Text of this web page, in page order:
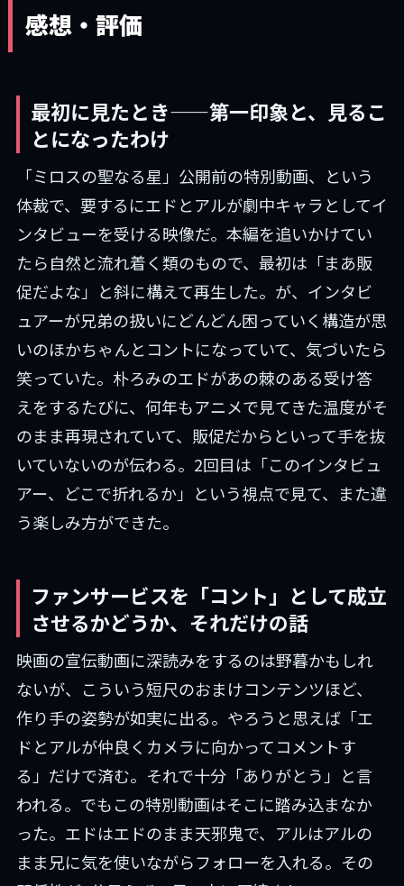
感想・評価
最初に見たとき——第一印象と、見るこ
とになったわけ
「ミロスの聖なる星」公開前の特別動画、という
体裁で、要するにエドとアルが劇中キャラとしてイ
ンタビューを受ける映像だ。本編を追いかけてい
たら自然と流れ着く類のもので、最初は「まあ販
促だよな」と斜に構えて再生した。が、インタビ
ュアーが兄弟の扱いにどんどん困っていく構造が思
いのほかちゃんとコントになっていて、気づいたら
笑っていた。朴ろみのエドがあの棘のある受け答
えをするたびに、何年もアニメで見てきた温度がそ
のまま再現されていて、販促だからといって手を抜
いていないのが伝わる。2回目は「このインタビュ
アー、どこで折れるか」という視点で見て、また違
う楽しみ方ができた。
ファンサービスを「コント」として成立
させるかどうか、それだけの話
映画の宣伝動画に深読みをするのは野暮かもしれ
ないが、こういう短尺のおまけコンテンツほど、
作り手の姿勢が如実に出る。やろうと思えば「エ
ドとアルが仲良くカメラに向かってコメントす
る」だけで済む。それで十分「ありがとう」と言
われる。でもこの特別動画はそこに踏み込まなか
った。エドはエドのまま天邪鬼で、アルはアルの
まま兄に気を使いながらフォローを入れる。その